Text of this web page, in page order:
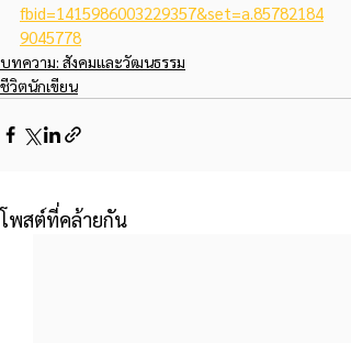
fbid=1415986003229357&set=a.85782184
9045778
บทความ: สังคมและวัฒนธรรม
ชีวิตนักเขียน
โพสต์ที่คล้ายกัน